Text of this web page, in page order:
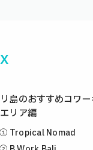
島のおすすめコワ
リア編
① Tropical Nomad